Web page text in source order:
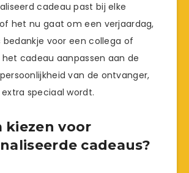
cadeau past bij elke
het nu gaat om een verjaardag,
bedankje voor een collega of
het cadeau aanpassen aan de
van de ontvanger,
speciaal wordt.
kiezen voor
cadeaus?